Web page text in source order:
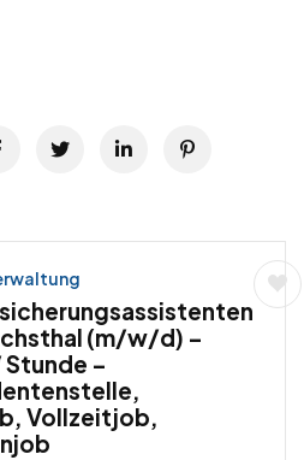
(m/w/d) –
–
Vollzeitjob,